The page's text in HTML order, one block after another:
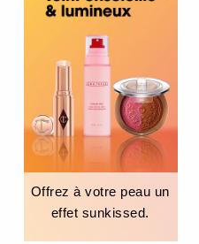
Offrez à votre peau un
effet sunkissed.